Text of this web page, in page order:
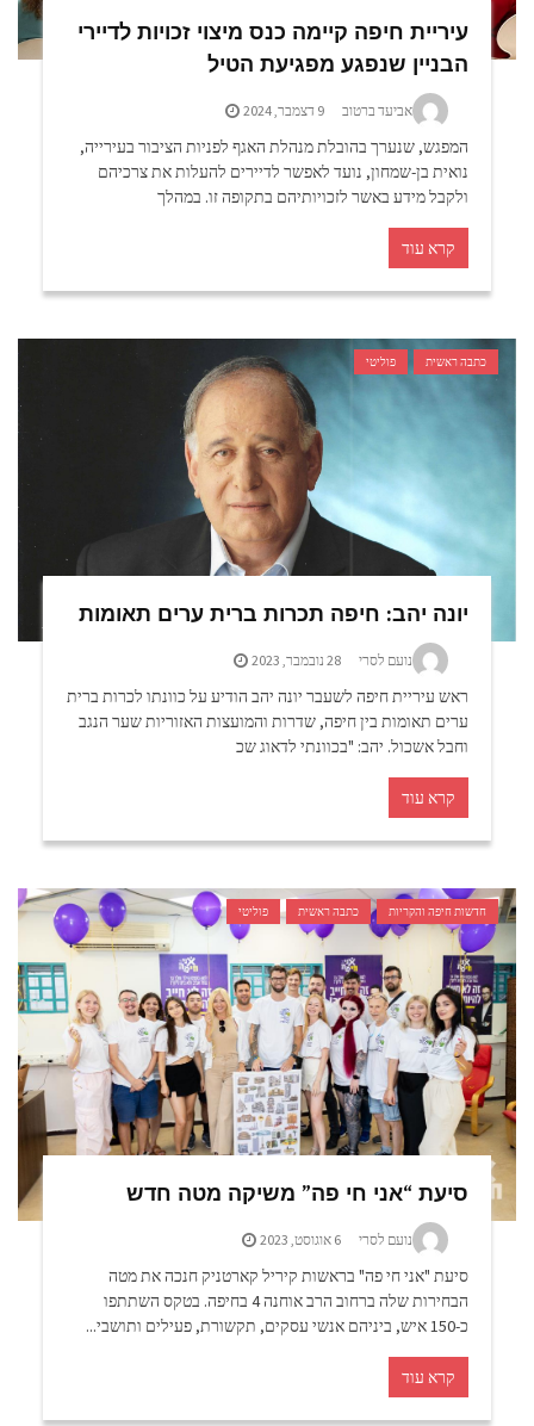
עיריית חיפה קיימה כנס מיצוי זכויות לדיירי
הבניין שנפגע מפגיעת הטיל
אביעד ברטוב 9 דצמבר, 2024
המפגש, שנערך בהובלת מנהלת האגף לפניות הציבור בעירייה,
נואית בן-שמחון, נועד לאפשר לדיירים להעלות את צרכיהם
ולקבל מידע באשר לזכויותיהם בתקופה זו. במהלך
קרא עוד
כתבה ראשית פוליטי
יונה יהב: חיפה תכרות ברית ערים תאומות
נועם לסרי 28 נובמבר, 2023
ראש עיריית חיפה לשעבר יונה יהב הודיע על כוונתו לכרות ברית
ערים תאומות בין חיפה, שדרות והמועצות האזוריות שער הנגב
וחבל אשכול. יהב: "בכוונתי לדאוג שכ
קרא עוד
חדשות חיפה והקריות כתבה ראשית פוליטי
סיעת “אני חי פה” משיקה מטה חדש
נועם לסרי 6 אוגוסט, 2023
סיעת "אני חי פה" בראשות קיריל קארטניק חנכה את מטה
הבחירות שלה ברחוב הרב אוחנה 4 בחיפה. בטקס השתתפו
כ-150 איש, ביניהם אנשי עסקים, תקשורת, פעילים ותושבי...
קרא עוד